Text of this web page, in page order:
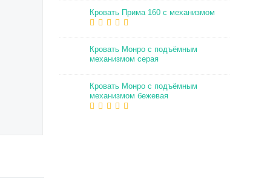
Кровать Прима 160 с механизмом
Кровать Монро с подъёмным
механизмом серая
Кровать Монро с подъёмным
механизмом бежевая